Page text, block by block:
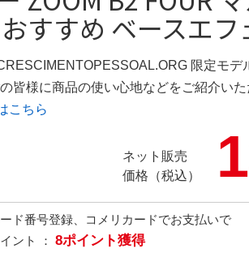
すすめ ベースエ
限定モデ
皆様に商品の使い心地などをご紹介いた
こちら
ネット販売
価格（税込）
ド番号登録、コメリカードでお支払いで
ント ： 8ポイント獲得